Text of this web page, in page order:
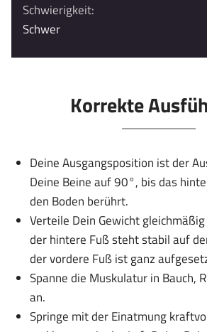
Schwierigkeit:
Schwer
Korrekte
Deine Ausgangsposition ist der
Deine Beine auf 90°, bis das
den Boden berührt.
Verteile Dein Gewicht
der hintere Fuß steht stabil auf
der vordere Fuß ist ganz
Spanne die Muskulatur in Bauch,
an.
Springe mit der Einatmung